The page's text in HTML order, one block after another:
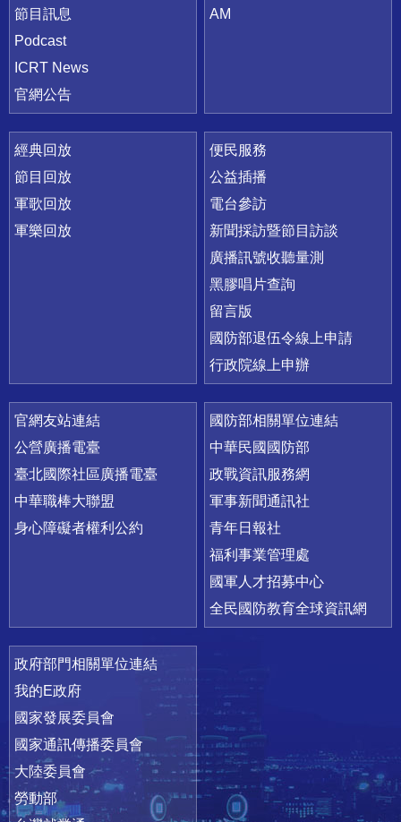
節目訊息
Podcast
ICRT News
官網公告
AM
經典回放
節目回放
軍歌回放
軍樂回放
便民服務
公益插播
電台參訪
新聞採訪暨節目訪談
廣播訊號收聽量測
黑膠唱片查詢
留言版
國防部退伍令線上申請
行政院線上申辦
官網友站連結
公營廣播電臺
臺北國際社區廣播電臺
中華職棒大聯盟
身心障礙者權利公約
國防部相關單位連結
中華民國國防部
政戰資訊服務網
軍事新聞通訊社
青年日報社
福利事業管理處
國軍人才招募中心
全民國防教育全球資訊網
政府部門相關單位連結
我的E政府
國家發展委員會
國家通訊傳播委員會
大陸委員會
勞動部